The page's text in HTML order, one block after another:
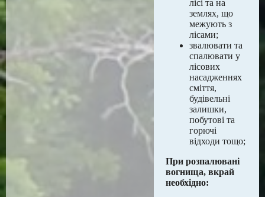
лісі та на
землях, що
межують з
лісами;
звалювати та
спалювати у
лісових
насадженнях
сміття,
будівельні
залишки,
побутові та
горючі
відходи тощо;
При розпалювані
вогнища, вкрай
необхідно: